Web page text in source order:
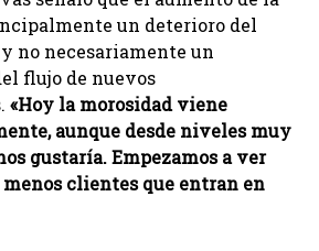
un deterioro del
no necesariamente un
flujo de nuevos
«Hoy la morosidad viene
aunque desde niveles muy
gustaría. Empezamos a ver
clientes que entran en